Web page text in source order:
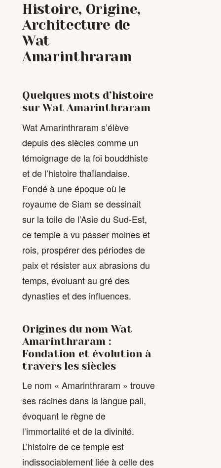
Histoire, Origine,
Architecture de
Wat
Amarinthraram
Quelques mots d’histoire
sur Wat Amarinthraram
Wat Amarinthraram s’élève
depuis des siècles comme un
témoignage de la foi bouddhiste
et de l’histoire thaïlandaise.
Fondé à une époque où le
royaume de Siam se dessinait
sur la toile de l’Asie du Sud-Est,
ce temple a vu passer moines et
rois, prospérer des périodes de
paix et résister aux abrasions du
temps, évoluant au gré des
dynasties et des influences.
Origines du nom Wat
Amarinthraram :
Fondation et évolution à
travers les siècles
Le nom « Amarinthraram » trouve
ses racines dans la langue pali,
évoquant le règne de
l’immortalité et de la divinité.
L’histoire de ce temple est
indissociablement liée à celle des